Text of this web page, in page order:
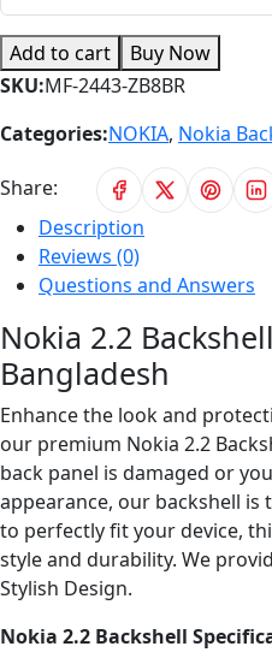
Add to cart
Buy Now
SKU:MF-2443-ZB8BR
Categories:NOKIA, Nokia
Share:
Description
Reviews (0)
Questions and Answers
Nokia 2.2
Bangladesh
Enhance the look and
our premium Nokia 2.2
back panel is damaged or
appearance, our backshell is
to perfectly fit your device,
style and durability. We
Stylish Design.
Nokia 2.2 Backshell